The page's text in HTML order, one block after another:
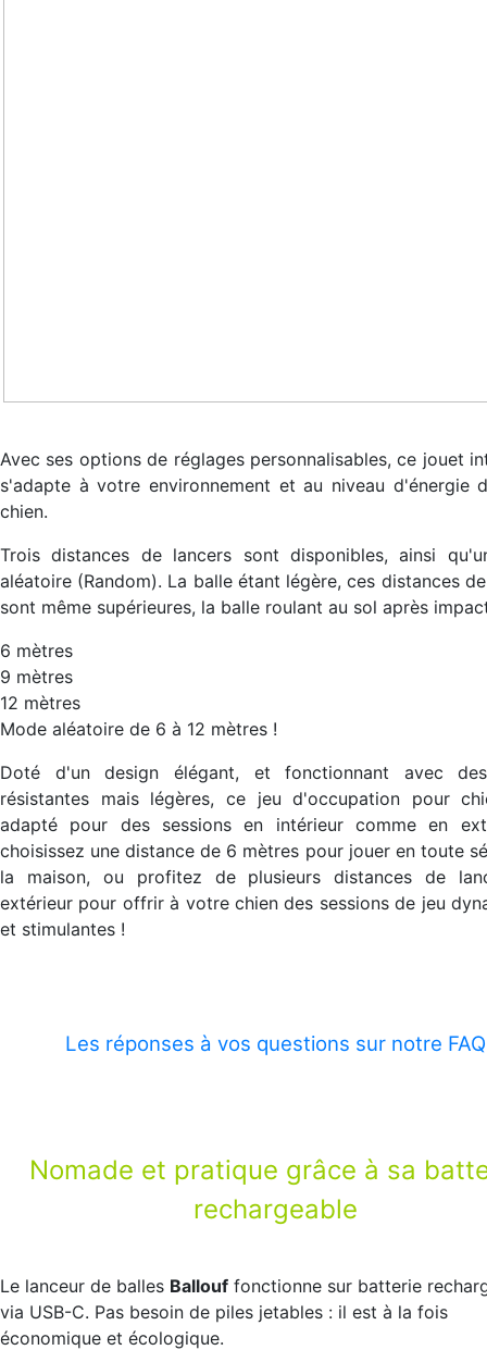
Avec ses options de réglages personnalisables, ce jouet
s'adapte à votre environnement et au niveau d'énergie
chien.
Trois distances de lancers sont disponibles, ainsi
aléatoire (Random). La balle étant légère, ces distances
sont même supérieures, la balle roulant au sol après
6 mètres
9 mètres
12 mètres
Mode aléatoire de 6 à 12 mètres !
Doté d'un design élégant, et fonctionnant avec
résistantes mais légères, ce jeu d'occupation pour
adapté pour des sessions en intérieur comme en
choisissez une distance de 6 mètres pour jouer en toute
la maison, ou profitez de plusieurs distances de
extérieur pour offrir à votre chien des sessions de jeu
et stimulantes !
Les réponses à vos questions sur notre FAQ
Nomade et pratique grâce à sa
rechargeable
Le lanceur de balles Ballouf fonctionne sur batterie
via USB-C. Pas besoin de piles jetables : il est à la fois
économique et écologique.